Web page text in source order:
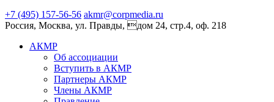
+7 (495) 157-56-56 akmr@corpmedia.ru
Россия, Москва, ул. Правды, дом 24, стр.4, оф. 218
АКМР
Об ассоциации
Вступить в АКМР
Партнеры АКМР
Члены АКМР